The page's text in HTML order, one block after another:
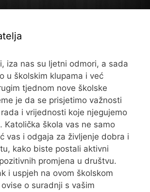
iza nas su ljetni odmori, a sada
u školskim klupama i već
tjednom nove školske
je da se prisjetimo važnosti
i vrijednosti koje njegujemo
Katolička škola vas ne samo
vas i odgaja za življenje dobra i
kako biste postali aktivni
promjena u društvu.
i uspjeh na ovom školskom
o suradnji s vašim